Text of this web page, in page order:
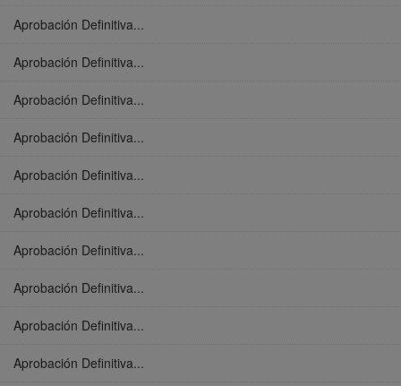
Aprobación Definitiva...
Aprobación Definitiva...
Aprobación Definitiva...
Aprobación Definitiva...
Aprobación Definitiva...
Aprobación Definitiva...
Aprobación Definitiva...
Aprobación Definitiva...
Aprobación Definitiva...
Aprobación Definitiva...